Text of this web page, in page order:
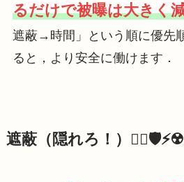
るだけで被曝は大きく
遮蔽→時間」という順に優先
ると，より安全に働けます．
遮蔽（隠れろ！）🙍‍♂️🛡️⚡️☢️